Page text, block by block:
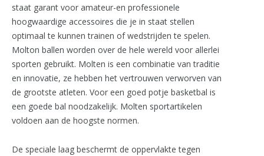
staat garant voor amateur-en professionele
hoogwaardige accessoires die je in staat stellen
optimaal te kunnen trainen of wedstrijden te spelen.
Molton ballen worden over de hele wereld voor allerlei
sporten gebruikt. Molten is een combinatie van traditie
en innovatie, ze hebben het vertrouwen verworven van
de grootste atleten. Voor een goed potje basketbal is
een goede bal noodzakelijk. Molten sportartikelen
voldoen aan de hoogste normen.
De speciale laag beschermt de oppervlakte tegen